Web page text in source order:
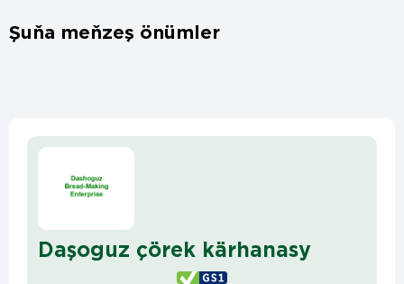
Şuňa meňzeş önümler
Daşoguz çörek kärhanasy